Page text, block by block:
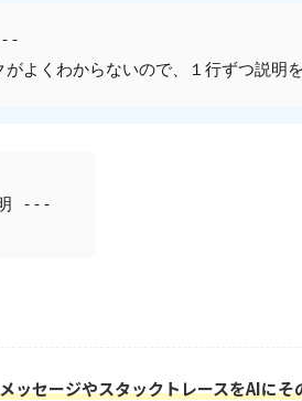
---
よくわからないので、１行ずつ説明を
明 ---
ッセージやスタックトレースをAIにそ